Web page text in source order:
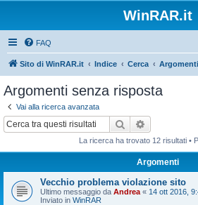
WinRAR.it
FAQ
Sito di WinRAR.it Indice Cerca
Argomenti senza risposta
Vai alla ricerca avanzata
Cerca
La ricerca ha trovato 12 risultati •
Argomenti
Vecchio problema violazione sito
Ultimo messaggio da Andrea « 14 ott 2016,
Inviato in WinRAR